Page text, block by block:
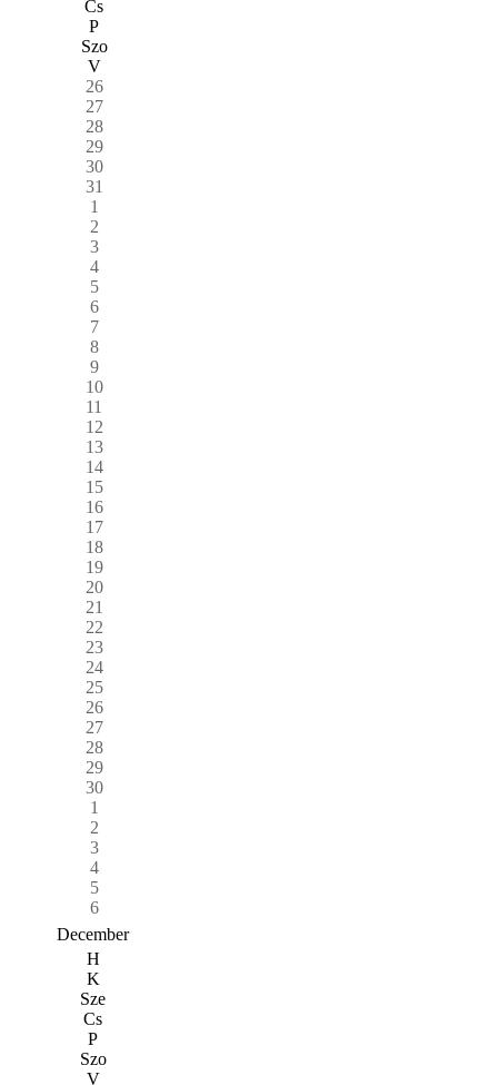
Cs
P
Szo
V
26
27
28
29
30
31
1
2
3
4
5
6
7
8
9
10
11
12
13
14
15
16
17
18
19
20
21
22
23
24
25
26
27
28
29
30
1
2
3
4
5
6
December
H
K
Sze
Cs
P
Szo
V